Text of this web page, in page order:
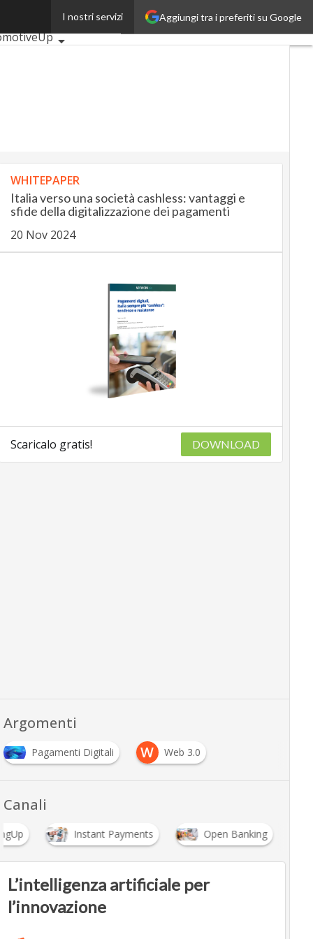
Aggiungi tra i preferiti su Google
I nostri servizi
WHITEPAPER
Italia verso una società cashless: vantaggi e
sfide della digitalizzazione dei pagamenti
20 Nov 2024
Scaricalo gratis! DOWNLOAD
Argomenti
Pagamenti Digitali W Web 3.0
Canali
Instant Payments Open Banking
L’intelligenza artificiale per
l’innovazione